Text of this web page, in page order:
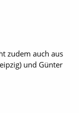
zudem auch aus
und Günter